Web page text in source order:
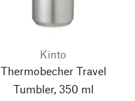
Kinto
Thermobecher Travel
Tumbler, 350 ml